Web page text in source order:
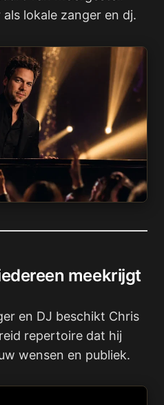
lokale zanger en dj.
meekrijgt
en DJ beschikt Chris
repertoire dat hij
wensen en publiek.